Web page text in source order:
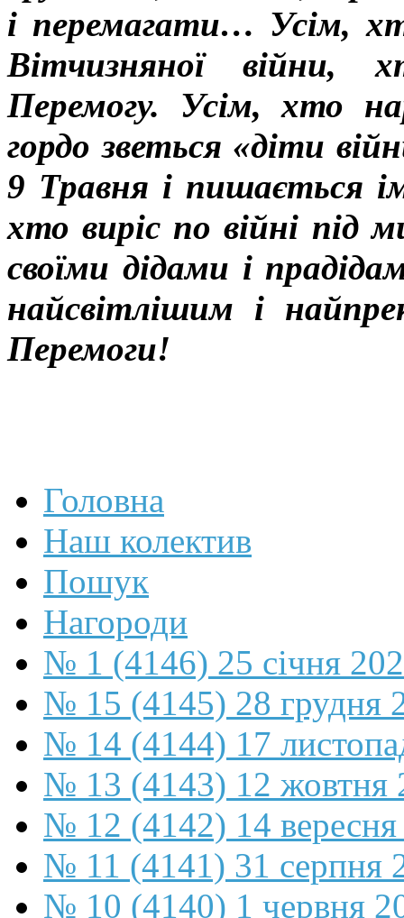
і перемагати… Усім,
Вітчизняної війни,
Перемогу. Усім, хто
гордо зветься «діти
9 Травня і пишається
хто виріс по війні
своїми дідами і
найсвітлішим і
Перемоги!
Головна
Наш колектив
Пошук
Нагороди
№ 1 (4146) 25 січня
№ 15 (4145) 28 грудня
№ 14 (4144) 17
№ 13 (4143) 12 жовтня
№ 12 (4142) 14
№ 11 (4141) 31 серпня
№ 10 (4140) 1 червня